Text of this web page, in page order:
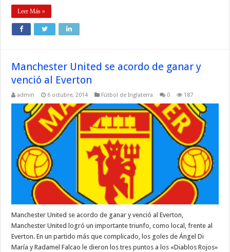
Leer Más »
Manchester United se acordo de ganar y
venció al Everton
admin 6 octubre, 2014 Fútbol de Inglaterra 0 187
Manchester United se acordo de ganar y venció al Everton,
Manchester United logró un importante triunfo, como local, frente al
Everton. En un partido más que complicado, los goles de Ángel Di
María y Radamel Falcao le dieron los tres puntos a los «Diablos Rojos»